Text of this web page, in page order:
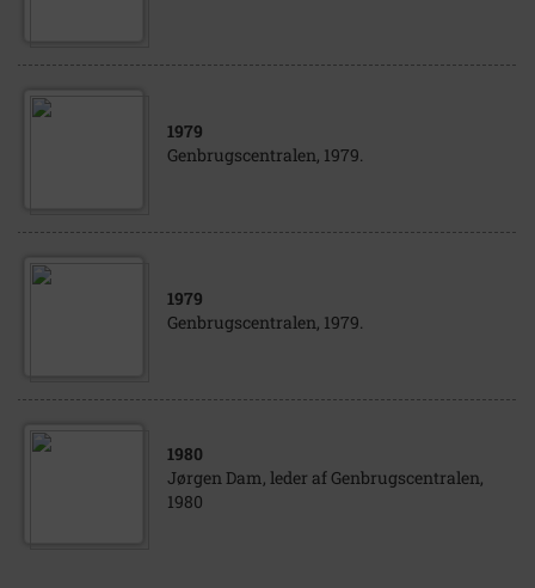
1979
Genbrugscentralen, 1979.
1979
Genbrugscentralen, 1979.
1980
Jørgen Dam, leder af Genbrugscentralen,
1980